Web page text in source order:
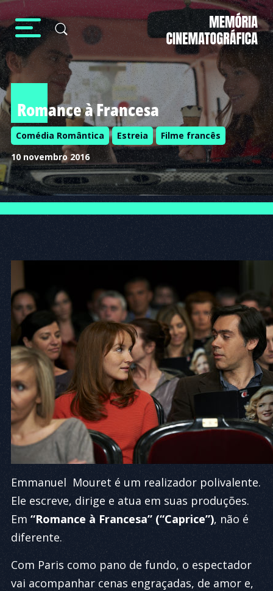
Romance à Francesa
Comédia Romântica Estreia
Filme francês
10 novembro 2016
Emmanuel Mouret é um realizador polivalente.
Ele escreve, dirige e atua em suas produções.
Em “Romance à Francesa” (“Caprice”), não é
diferente.
Com Paris como pano de fundo, o espectador
vai acompanhar cenas engraçadas, de amor e,